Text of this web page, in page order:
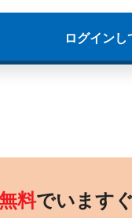
ログインし
料でいますぐ